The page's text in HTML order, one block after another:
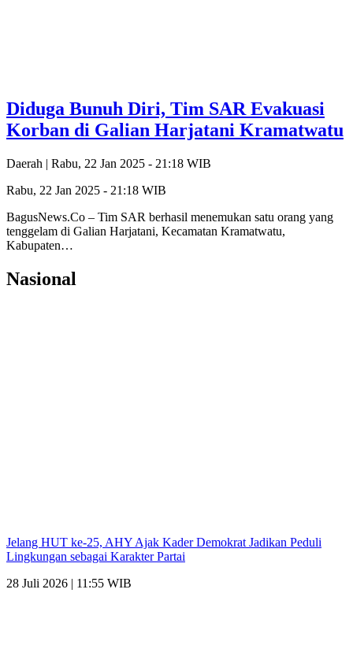
Diduga Bunuh Diri, Tim SAR Evakuasi
Korban di Galian Harjatani Kramatwatu
Daerah | Rabu, 22 Jan 2025 - 21:18 WIB
Rabu, 22 Jan 2025 - 21:18 WIB
BagusNews.Co – Tim SAR berhasil menemukan satu orang yang
tenggelam di Galian Harjatani, Kecamatan Kramatwatu,
Kabupaten…
Nasional
Jelang HUT ke-25, AHY Ajak Kader Demokrat Jadikan Peduli
Lingkungan sebagai Karakter Partai
28 Juli 2026 | 11:55 WIB